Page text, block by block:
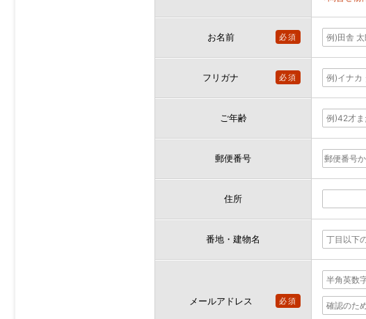
お名前 必須
フリガナ 必須
ご年齢
郵便番号
住所
番地・建物名
メールアドレス 必須